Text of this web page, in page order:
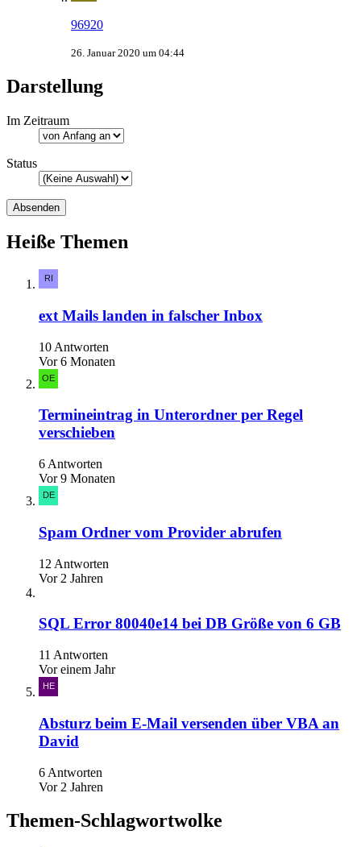
96920
26. Januar 2020 um 04:44
Darstellung
Im Zeitraum
Status
Heiße Themen
ext Mails landen in falscher Inbox
10 Antworten
Vor 6 Monaten
Termineintrag in Unterordner per Regel
verschieben
6 Antworten
Vor 9 Monaten
Spam Ordner vom Provider abrufen
12 Antworten
Vor 2 Jahren
SQL Error 80040e14 bei DB Größe von 6 GB
11 Antworten
Vor einem Jahr
Absturz beim E-Mail versenden über VBA an
David
6 Antworten
Vor 2 Jahren
Themen-Schlagwortwolke